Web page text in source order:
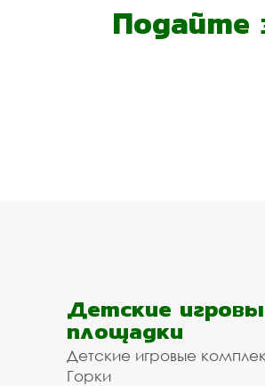
Подайте
Детские
площадки
Детские игровые
Горки